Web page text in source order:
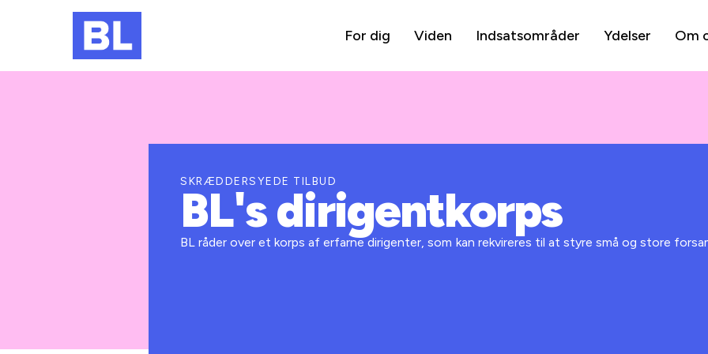
For dig Viden Indsatsområder Ydelser Om
SKRÆDDERSYEDE TILBUD
BL's dirigentkorps
BL råder over et korps af erfarne dirigenter, som kan rekvireres til at styre små og store